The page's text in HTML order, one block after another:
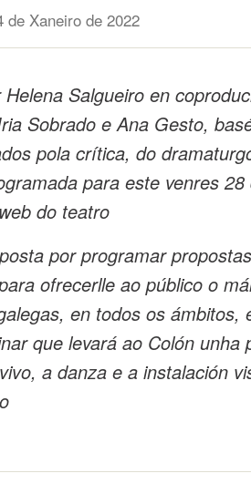
de Xaneiro de 2022
Salgueiro en
Sobrado e Ana Gesto,
pola crítica, do
para este venres
do teatro
por programar
ofrecerlle ao público o
en todos os
que levará ao Colón
a danza e a instalación